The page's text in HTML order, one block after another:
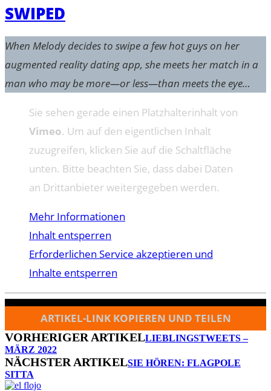
SWIPED
When Melody decides to swipe a few hot guys on her
augmented reality dating app, she meets her match in a
man who may be more—or less—than meets the eye…
Sie sehen gerade einen Platzhalterinhalt von
Vimeo. Um auf den eigentlichen Inhalt
zuzugreifen, klicken Sie auf die Schaltfläche
unten. Bitte beachten Sie, dass dabei Daten
an Drittanbieter weitergegeben werden.
Mehr Informationen
Inhalt entsperren
Erforderlichen Service akzeptieren und
Inhalte entsperren
ARTIKEL-LINK KOPIEREN UND TEILEN
VORHERIGER ARTIKELLIEBLINGSTWEETS –
MÄRZ 2022
NÄCHSTER ARTIKELSIE HÖREN: FLAGPOLE
SITTA